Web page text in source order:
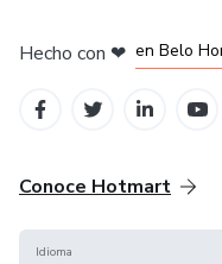
Hecho con ❤ en Belo
Conoce Hotmart
Idioma